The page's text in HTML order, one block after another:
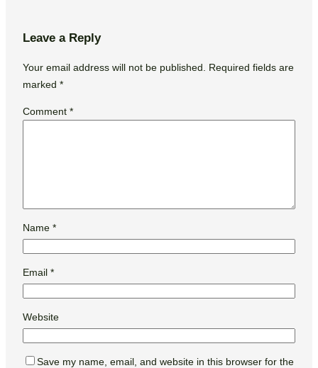
Leave a Reply
Your email address will not be published.
Required fields are
marked *
Comment *
Name *
Email *
Website
Save my name, email, and website in this browser for the